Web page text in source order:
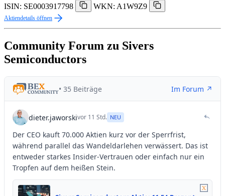
ISIN: SE0003917798
WKN: A1W9Z9
Aktiendetails öffnen
Community Forum zu Sivers
Semiconductors